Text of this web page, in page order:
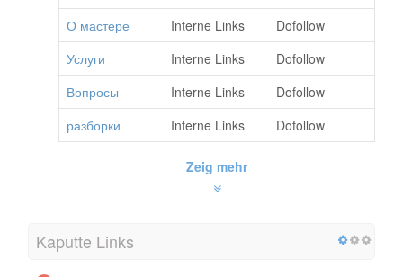
О мастере
Interne Links
Dofollow
Услуги
Interne Links
Dofollow
Вопросы
Interne Links
Dofollow
разборки
Interne Links Dofollow
Zeig mehr
Kaputte Links